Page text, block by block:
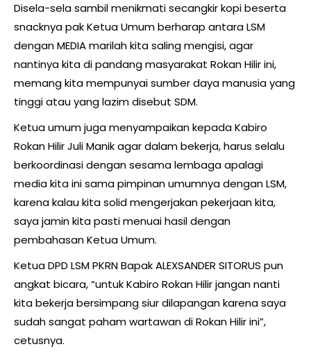
Disela-sela sambil menikmati secangkir kopi beserta
snacknya pak Ketua Umum berharap antara LSM
dengan MEDIA marilah kita saling mengisi, agar
nantinya kita di pandang masyarakat Rokan Hilir ini,
memang kita mempunyai sumber daya manusia yang
tinggi atau yang lazim disebut SDM.
Ketua umum juga menyampaikan kepada Kabiro
Rokan Hilir Juli Manik agar dalam bekerja, harus selalu
berkoordinasi dengan sesama lembaga apalagi
media kita ini sama pimpinan umumnya dengan LSM,
karena kalau kita solid mengerjakan pekerjaan kita,
saya jamin kita pasti menuai hasil dengan
pembahasan Ketua Umum.
Ketua DPD LSM PKRN Bapak ALEXSANDER SITORUS pun
angkat bicara, “untuk Kabiro Rokan Hilir jangan nanti
kita bekerja bersimpang siur dilapangan karena saya
sudah sangat paham wartawan di Rokan Hilir ini”,
cetusnya.